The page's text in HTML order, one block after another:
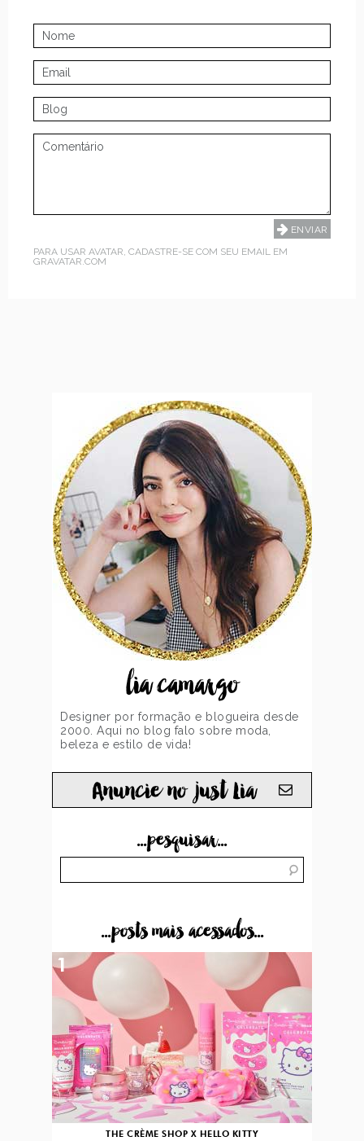
PARA USAR AVATAR, CADASTRE-SE COM SEU EMAIL EM
GRAVATAR.COM
lia camargo
Designer por formação e blogueira desde
2000. Aqui no blog falo sobre moda,
beleza e estilo de vida!
Anuncie no just Lia
...pesquisar...
...posts mais acessados...
THE CRÈME SHOP X HELLO KITTY
1